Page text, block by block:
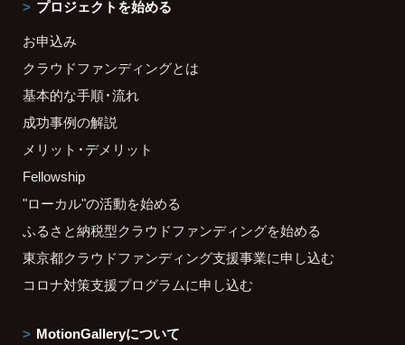
プロジェクトを始める
お申込み
クラウドファンディングとは
基本的な手順・流れ
成功事例の解説
メリット・デメリット
Fellowship
"ローカル"の活動を始める
ふるさと納税型クラウドファンディングを始める
東京都クラウドファンディング支援事業に申し込む
コロナ対策支援プログラムに申し込む
MotionGalleryについて